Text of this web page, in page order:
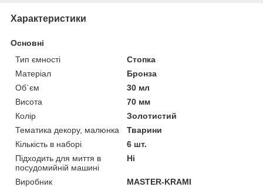
Характеристики
Основні
Тип ємності
Стопка
Матеріал
Бронза
Об`єм
30 мл
Висота
70 мм
Колір
Золотистий
Тематика декору, малюнка
Тварини
Кількість в наборі
6 шт.
Підходить для миття в
посудомийній машині
Ні
Виробник
MASTER-KRAMI